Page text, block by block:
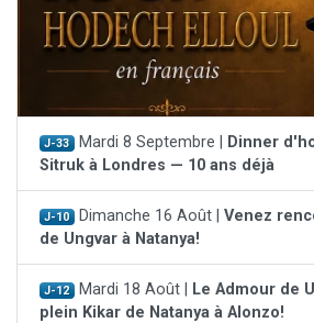
J-33 Mardi 8 Septembre |
Dinner
Sitruk à Londres — 10 ans déjà
J-10 Dimanche 16 Août | Venez
de Ungvar à Natanya!
J-12 Mardi 18 Août |
Le Admour de
plein Kikar de Natanya à Alonzo!